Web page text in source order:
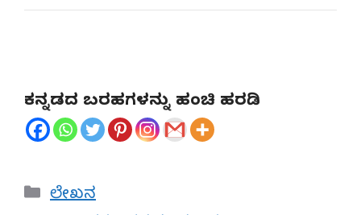
ಕನ್ನಡದ ಬರಹಗಳನ್ನು ಹಂಚಿ ಹರಡಿ
Categories
ಲೇಖನ